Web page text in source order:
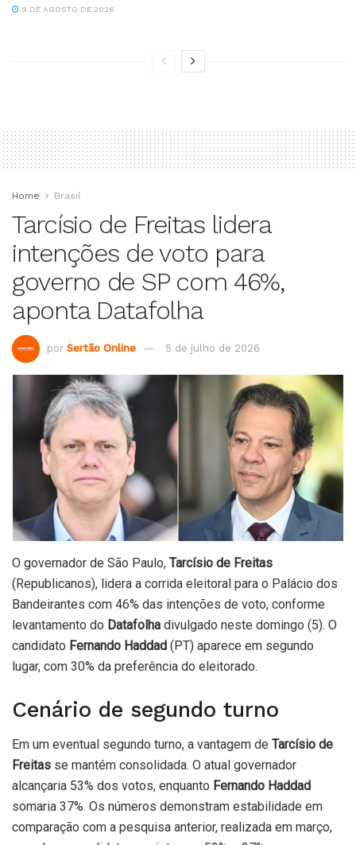
9 DE AGOSTO DE 2026
Home Brasil
Tarcísio de Freitas lidera
intenções de voto para
governo de SP com 46%,
aponta Datafolha
por Sertão Online 5 de julho de 2026
O governador de São Paulo, Tarcísio de Freitas
(Republicanos), lidera a corrida eleitoral para o Palácio dos
Bandeirantes com 46% das intenções de voto, conforme
levantamento do Datafolha divulgado neste domingo (5). O
candidato Fernando Haddad (PT) aparece em segundo
lugar, com 30% da preferência do eleitorado.
Cenário de segundo turno
Em um eventual segundo turno, a vantagem de Tarcísio de
Freitas se mantém consolidada. O atual governador
alcançaria 53% dos votos, enquanto Fernando Haddad
somaria 37%. Os números demonstram estabilidade em
comparação com a pesquisa anterior, realizada em março,